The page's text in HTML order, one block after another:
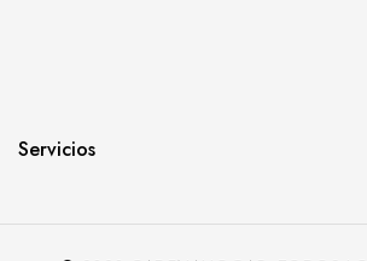
Servicios